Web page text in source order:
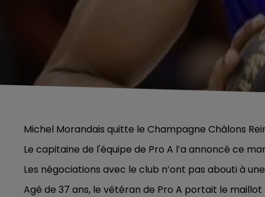
Michel Morandais quitte le Champagne Châlons
Le capitaine de l'équipe de Pro A l’a annoncé ce
Les négociations avec le club n’ont pas abouti à
Agé de 37 ans, le vétéran de Pro A portait le maillot